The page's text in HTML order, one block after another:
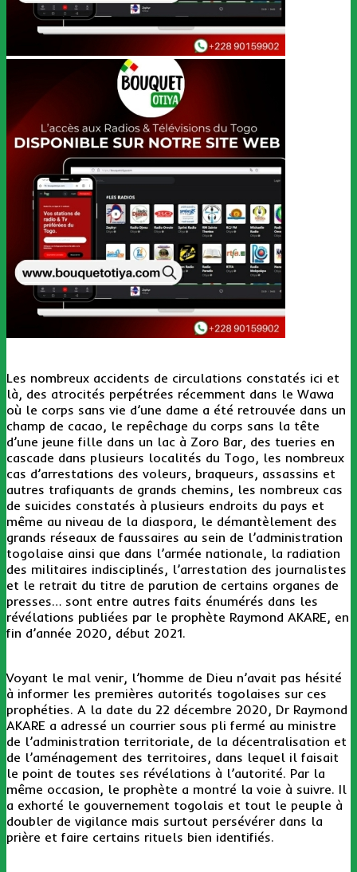
Les nombreux accidents de circulations constatés ici et
là, des atrocités perpétrées récemment dans le Wawa
où le corps sans vie d’une dame a été retrouvée dans un
champ de cacao, le repêchage du corps sans la tête
d’une jeune fille dans un lac à Zoro Bar, des tueries en
cascade dans plusieurs localités du Togo, les nombreux
cas d’arrestations des voleurs, braqueurs, assassins et
autres trafiquants de grands chemins, les nombreux cas
de suicides constatés à plusieurs endroits du pays et
même au niveau de la diaspora, le démantèlement des
grands réseaux de faussaires au sein de l’administration
togolaise ainsi que dans l’armée nationale, la radiation
des militaires indisciplinés, l’arrestation des journalistes
et le retrait du titre de parution de certains organes de
presses… sont entre autres faits énumérés dans les
révélations publiées par le prophète Raymond AKARE, en
fin d’année 2020, début 2021.
Voyant le mal venir, l’homme de Dieu n’avait pas hésité
à informer les premières autorités togolaises sur ces
prophéties. A la date du 22 décembre 2020, Dr Raymond
AKARE a adressé un courrier sous pli fermé au ministre
de l’administration territoriale, de la décentralisation et
de l’aménagement des territoires, dans lequel il faisait
le point de toutes ses révélations à l’autorité. Par la
même occasion, le prophète a montré la voie à suivre. Il
a exhorté le gouvernement togolais et tout le peuple à
doubler de vigilance mais surtout persévérer dans la
prière et faire certains rituels bien identifiés.